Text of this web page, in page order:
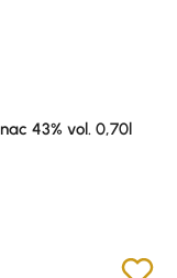
43% vol. 0,70l